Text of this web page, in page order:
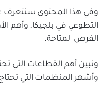
وفي هذا المحتوى سنتعرف
التطوعي في بلجيكا, وأهم
الفرص المتاحة.
ونبين أهم القطاعات التي
وأشهر المنظمات التي